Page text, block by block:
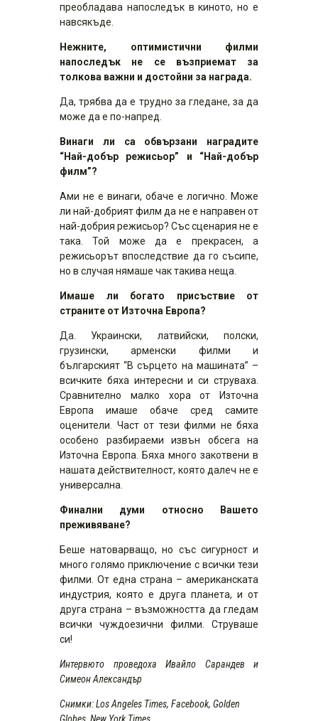
преобладава напоследък в киното, но е
навсякъде.
Нежните, оптимистични филми
напоследък не се възприемат за
толкова важни и достойни за награда.
Да, трябва да е трудно за гледане, за да
може да е по-напред.
Винаги ли са обвързани наградите
“Най-добър режисьор” и “Най-добър
филм”?
Ами не е винаги, обаче е логично. Може
ли най-добрият филм да не е направен от
най-добрия режисьор? Със сценария не е
така. Той може да е прекрасен, а
режисьорът впоследствие да го съсипе,
но в случая нямаше чак такива неща.
Имаше ли богато присъствие от
страните от Източна Европа?
Да. Украински, латвийски, полски,
грузински, арменски филми и
българският “В сърцето на машината” –
всичките бяха интересни и си струваха.
Сравнително малко хора от Източна
Европа имаше обаче сред самите
оценители. Част от тези филми не бяха
особено разбираеми извън обсега на
Източна Европа. Бяха много закотвени в
нашата действителност, която далеч не е
универсална.
Финални думи относно Вашето
преживяване?
Беше натоварващо, но със сигурност и
много голямо приключение с всички тези
филми. От една страна – американската
индустрия, която е друга планета, и от
друга страна – възможността да гледам
всички чуждоезични филми. Струваше
си!
Интервюто проведоха Ивайло Сарандев и
Симеон Александър
Снимки: Los Angeles Times, Facebook, Golden